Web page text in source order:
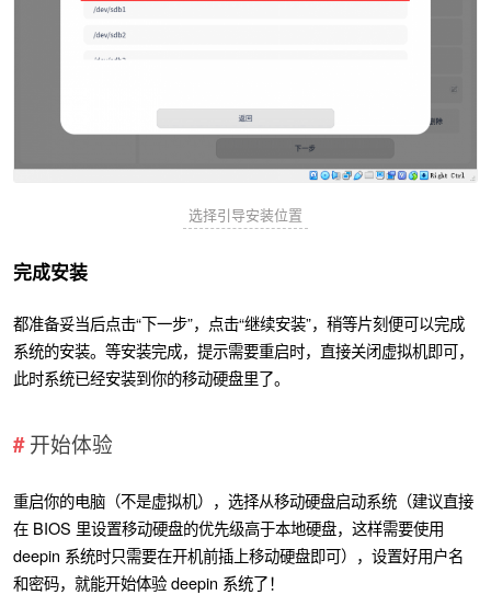
选择引导安装位置
完成安装
都准备妥当后点击“下一步”，点击“继续安装”，稍等片刻便可以完成
系统的安装。等安装完成，提示需要重启时，直接关闭虚拟机即可，
此时系统已经安装到你的移动硬盘里了。
开始体验
重启你的电脑（不是虚拟机），选择从移动硬盘启动系统（建议直接
在 BIOS 里设置移动硬盘的优先级高于本地硬盘，这样需要使用
deepin 系统时只需要在开机前插上移动硬盘即可），设置好用户名
和密码，就能开始体验 deepin 系统了！